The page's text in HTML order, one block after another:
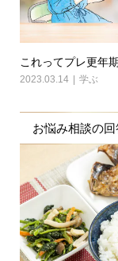
これってプレ更年
2023.03.14 学ぶ
お悩み相談の回